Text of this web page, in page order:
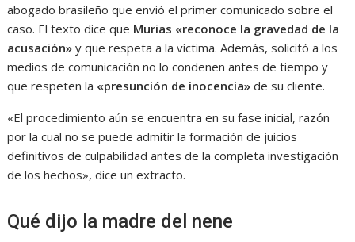
abogado brasileño que envió el primer comunicado sobre el
caso. El texto dice que Murias «reconoce la gravedad de la
acusación» y que respeta a la víctima. Además, solicitó a los
medios de comunicación no lo condenen antes de tiempo y
que respeten la «presunción de inocencia» de su cliente.
«El procedimiento aún se encuentra en su fase inicial, razón
por la cual no se puede admitir la formación de juicios
definitivos de culpabilidad antes de la completa investigación
de los hechos», dice un extracto.
Qué dijo la madre del nene